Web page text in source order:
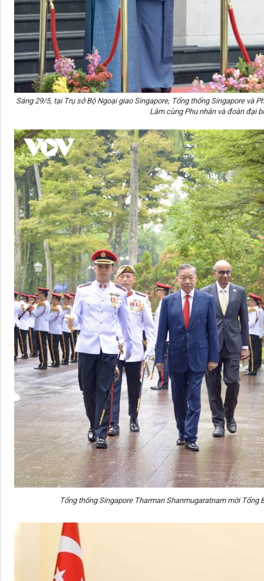
Sáng 29/5, tại Trụ sở Bộ Ngoại giao Singapore, Tổng thống Singapore và
Lâm cùng Phu nhân và đoàn đại
Tổng thống Singapore Tharman Shanmugaratnam mời